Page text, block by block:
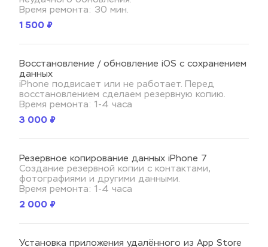
Время ремонта: 30 мин.
1 500 ₽
Восстановление / обновление iOS с сохранением
данных
iPhone подвисает или не работает. Перед
восстановлением сделаем резервную копию.
Время ремонта: 1-4 часа
3 000 ₽
Резервное копирование данных iPhone 7
Создание резервной копии с контактами,
фотографиями и другими данными.
Время ремонта: 1-4 часа
2 000 ₽
Установка приложения удалённого из App Store